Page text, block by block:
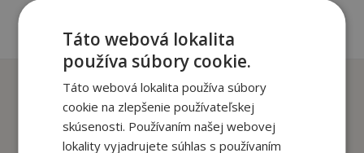
Zákazníci, ktorí si kúpili
tento titul si tiež kúpili
Táto webová lokalita
používa súbory cookie.
Táto webová lokalita používa súbory
cookie na zlepšenie používateľskej
skúsenosti. Používaním našej webovej
lokality vyjadrujete súhlas s používaním